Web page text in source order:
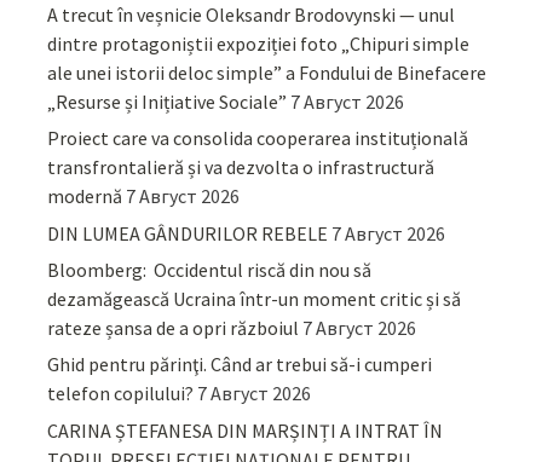
A trecut în veșnicie Oleksandr Brodovynski — unul
dintre protagoniștii expoziției foto „Chipuri simple
ale unei istorii deloc simple” a Fondului de Binefacere
„Resurse și Inițiative Sociale” 7 Август 2026
Proiect care va consolida cooperarea instituțională
transfrontalieră și va dezvolta o infrastructură
modernă 7 Август 2026
DIN LUMEA GÂNDURILOR REBELE 7 Август 2026
Bloomberg: Occidentul riscă din nou să
dezamăgească Ucraina într-un moment critic și să
rateze șansa de a opri războiul 7 Август 2026
Ghid pentru părinţi. Când ar trebui să-i cumperi
telefon copilului? 7 Август 2026
CARINA ȘTEFANESA DIN MARȘINȚI A INTRAT ÎN